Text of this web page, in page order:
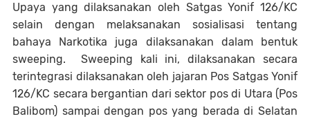
Upaya yang dilaksanakan oleh Satgas Yonif 126/KC
selain dengan melaksanakan sosialisasi tentang
bahaya Narkotika juga dilaksanakan dalam bentuk
sweeping. Sweeping kali ini, dilaksanakan secara
terintegrasi dilaksanakan oleh jajaran Pos Satgas Yonif
126/KC secara bergantian dari sektor pos di Utara (Pos
Balibom) sampai dengan pos yang berada di Selatan